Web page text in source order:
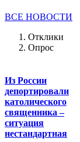
ВСЕ НОВОСТИ
Отклики
Опрос
Из России
депортировали
католического
священника –
ситуация
нестандартная